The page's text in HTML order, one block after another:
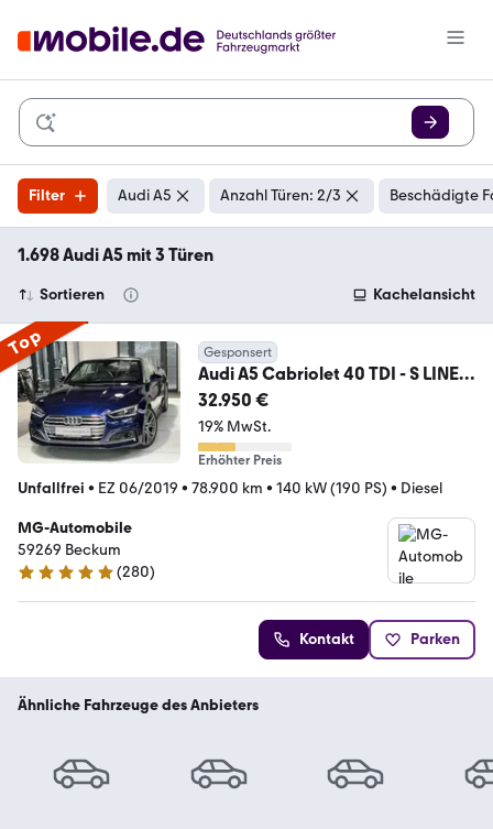
Filter Audi A5 Anzahl Türen: 2/3 Beschädigte
1.698 Audi A5 mit 3 Türen
Sortieren Kachelansicht
Top Gesponsert
Audi A5 Cabriolet 40 TDI - S LINE /
S-SITZE / MATRIX
32.950 €
19% MwSt.
Erhöhter Preis
Unfallfrei • EZ 06/2019 • 78.900 km • 140 kW (190 PS) • Diesel
MG-Automobile
59269 Beckum
4.9 Sterne
(280)
Kontakt Parken
Ähnliche Fahrzeuge des Anbieters